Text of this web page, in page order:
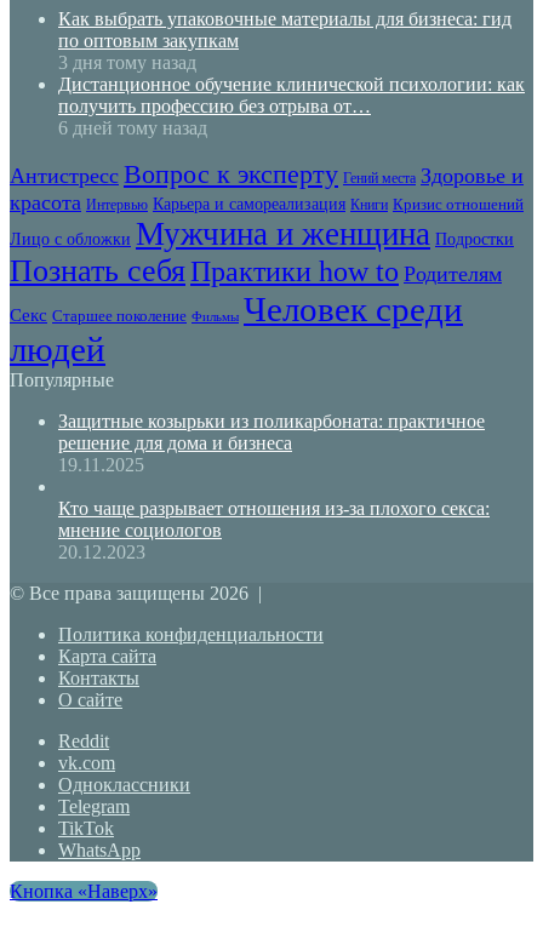
Как выбрать упаковочные материалы для бизнеса: гид
по оптовым закупкам
3 дня тому назад
Дистанционное обучение клинической психологии: как
получить профессию без отрыва от…
6 дней тому назад
Антистресс Вопрос к эксперту Гений места Здоровье и
красота Интервью Карьера и самореализация Книги Кризис отношений
Лицо с обложки Мужчина и женщина Подростки
Познать себяПрактики how to Родителям
Секс Старшее поколение Фильмы Человек среди
людей
Популярные
Защитные козырьки из поликарбоната: практичное
решение для дома и бизнеса
19.11.2025
Кто чаще разрывает отношения из-за плохого секса:
мнение социологов
20.12.2023
© Все права защищены 2026 |
Политика конфиденциальности
Карта сайта
Контакты
О сайте
Reddit
vk.com
Одноклассники
Telegram
TikTok
WhatsApp
Кнопка «Наверх»